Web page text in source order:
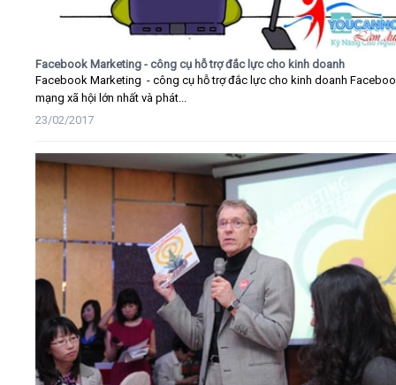
Facebook Marketing - công cụ hỗ trợ đắc lực cho kinh doanh
Facebook Marketing - công cụ hỗ trợ đắc lực cho kinh doanh
mạng xã hội lớn nhất và phát...
23/02/2017